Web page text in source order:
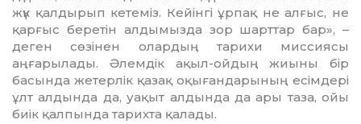
жүк қалды­рып кетеміз. Кейінгі ұрпақ не алғыс, не
қарғыс беретін алды­мыз­да зор шарттар бар», –
деген сөзінен олардың тарихи миссиясы
аңғарылады. Әлемдік ақыл-ойдың жиыны бір
басында жетерлік қазақ оқығандарының есімдері
ұлт алдында да, уақыт алдында да ары таза, ойы
биік қалпында тарихта қалады.